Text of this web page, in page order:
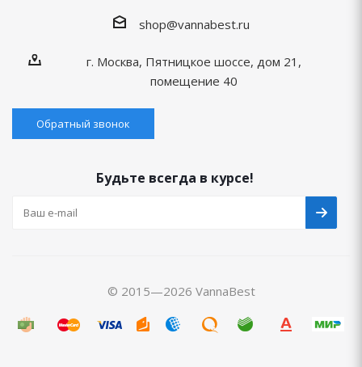
shop@vannabest.ru
г. Москва, Пятницкое шоссе, дом 21,
помещение 40
Обратный звонок
Будьте всегда в курсе!
© 2015—2026 VannaBest